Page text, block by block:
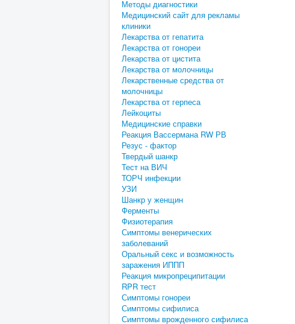
Методы диагностики
Медицинский сайт для рекламы
клиники
Лекарства от гепатита
Лекарства от гонореи
Лекарства от цистита
Лекарства от молочницы
Лекарственные средства от
молочницы
Лекарства от герпеса
Лейкоциты
Медицинские справки
Реакция Вассермана RW РВ
Резус - фактор
Твердый шанкр
Тест на ВИЧ
ТОРЧ инфекции
УЗИ
Шанкр у женщин
Ферменты
Физиотерапия
Симптомы венерических
заболеваний
Оральный секс и возможность
заражения ИППП
Реакция микропреципитации
RPR тест
Симптомы гонореи
Симптомы сифилиса
Симптомы врожденного сифилиса